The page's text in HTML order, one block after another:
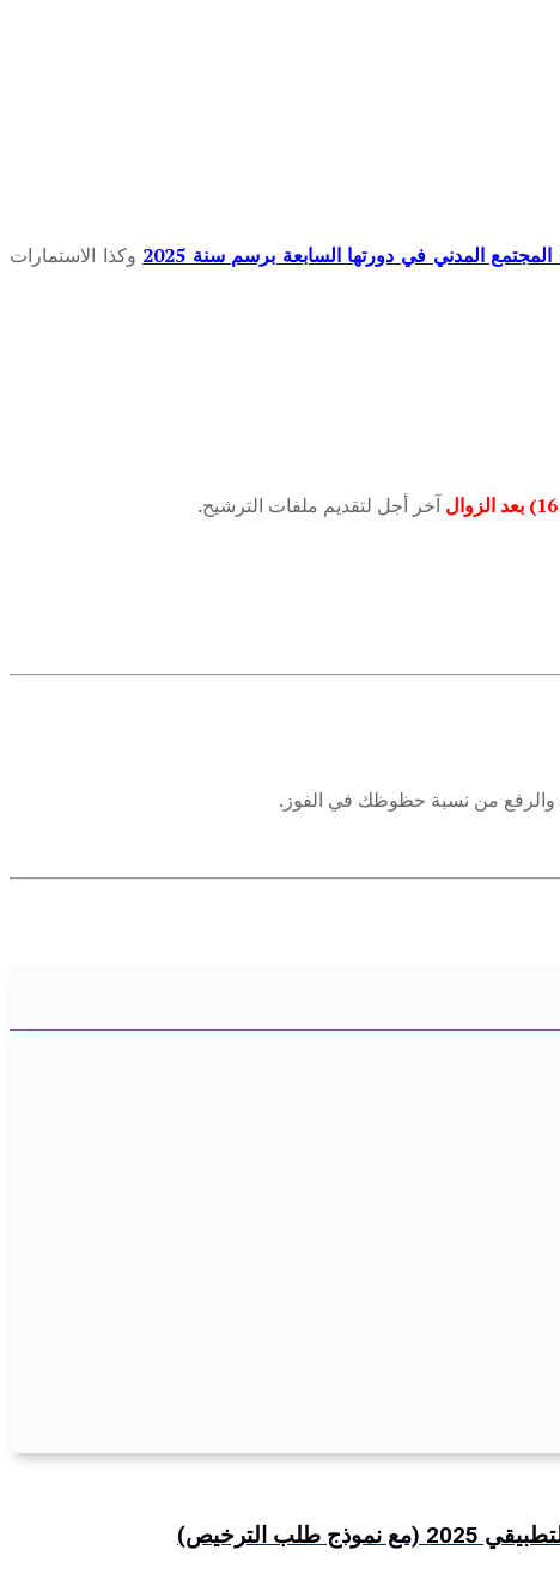
المدني في دورتها السابعة برسم سنة 2025
وكذا الاستمارات
بعد الزوال آخر أجل لتقديم ملفات الترشيح.
والرفع من نسبة حظوظك في الفوز.